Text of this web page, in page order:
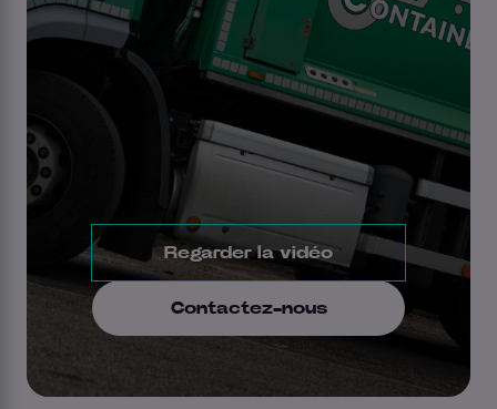
Regarder la vidéo
Contactez-nous